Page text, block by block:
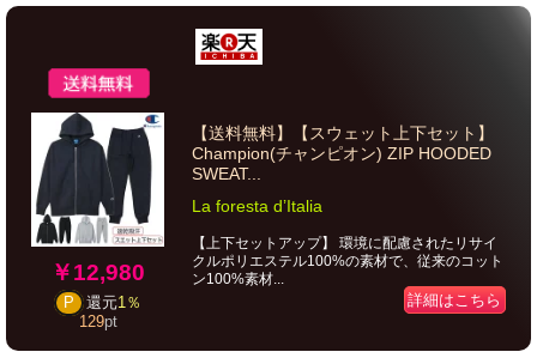
￥12,980
P 還元1％
129pt
【送料無料】【スウェット上下セット】
Champion(チャンピオン) ZIP HOODED
SWEAT...
La foresta d’Italia
【上下セットアップ】 環境に配慮されたリサイ
クルポリエステル100%の素材で、従来のコット
ン100%素材...
詳細はこちら